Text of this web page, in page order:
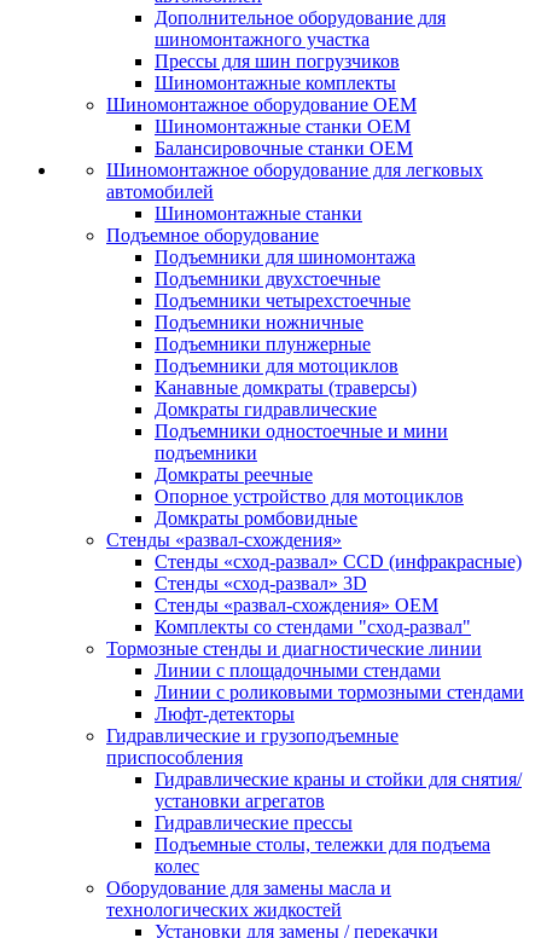
Дополнительное оборудование для
шиномонтажного участка
Прессы для шин погрузчиков
Шиномонтажные комплекты
Шиномонтажное оборудование ОЕМ
Шиномонтажные станки ОЕМ
Балансировочные станки ОЕМ
Шиномонтажное оборудование для легковых
автомобилей
Шиномонтажные станки
Подъемное оборудование
Подъемники для шиномонтажа
Подъемники двухстоечные
Подъемники четырехстоечные
Подъемники ножничные
Подъемники плунжерные
Подъемники для мотоциклов
Канавные домкраты (траверсы)
Домкраты гидравлические
Подъемники одностоечные и мини
подъемники
Домкраты реечные
Опорное устройство для мотоциклов
Домкраты ромбовидные
Стенды «развал-схождения»
Стенды «сход-развал» CCD (инфракрасные)
Стенды «сход-развал» 3D
Стенды «развал-схождения» ОЕМ
Комплекты со стендами "сход-развал"
Тормозные стенды и диагностические линии
Линии с площадочными стендами
Линии с роликовыми тормозными стендами
Люфт-детекторы
Гидравлические и грузоподъемные
приспособления
Гидравлические краны и стойки для снятия/
установки агрегатов
Гидравлические прессы
Подъемные столы, тележки для подъема
колес
Оборудование для замены масла и
технологических жидкостей
Установки для замены / перекачки